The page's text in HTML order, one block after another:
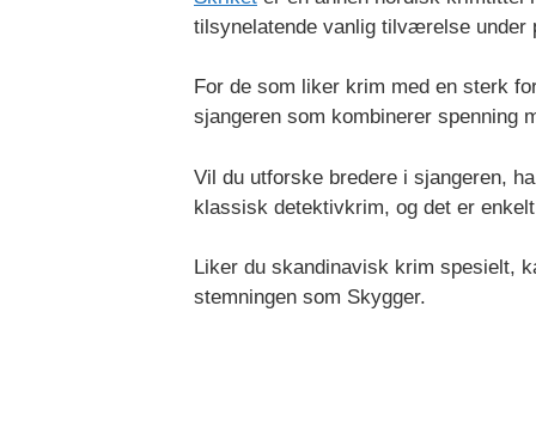
tilsynelatende vanlig tilværelse under
For de som liker krim med en sterk
sjangeren som kombinerer spenning
Vil du utforske bredere i sjangeren,
klassisk detektivkrim, og det er
Liker du skandinavisk krim spesielt,
stemningen som Skygger.